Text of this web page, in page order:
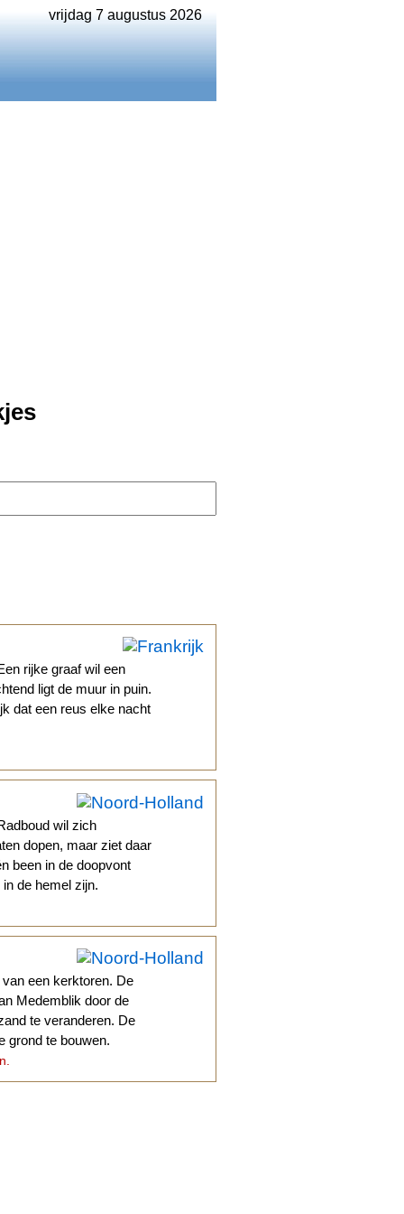
vrijdag 7 augustus 2026
rijke graaf wil een
ligt de muur in puin.
dat een reus elke nacht
wil zich
dopen, maar ziet daar
been in de doopvont
de hemel zijn.
een kerktoren. De
Medemblik door de
te veranderen. De
grond te bouwen.